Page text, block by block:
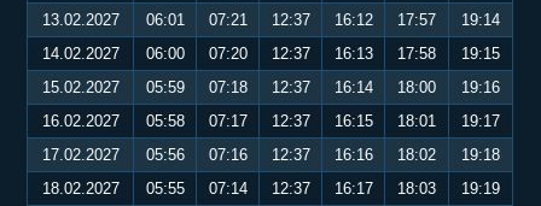
13.02.2027
06:01 07:21 12:37 16:12 17:57
19:14
14.02.2027
06:00 07:20 12:37 16:13 17:58
19:15
15.02.2027
05:59 07:18 12:37 16:14 18:00
19:16
16.02.2027
05:58 07:17 12:37 16:15 18:01
19:17
17.02.2027
05:56 07:16 12:37 16:16 18:02
19:18
18.02.2027
05:55 07:14 12:37 16:17 18:03
19:19